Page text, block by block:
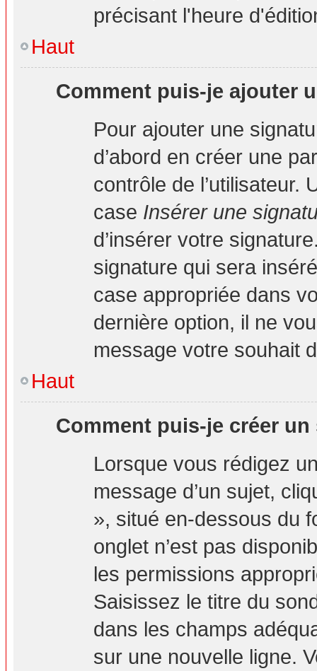
précisant l'heure
Haut
Comment puis-je ajouter
Pour ajouter une
d’abord en créer une
contrôle de l’utilisateur.
case Insérer une
d’insérer votre
signature qui sera
case appropriée dans
dernière option, il ne
message votre souhait
Haut
Comment puis-je créer un
Lorsque vous rédigez
message d’un sujet,
», situé en-dessous du
onglet n’est pas
les permissions
Saisissez le titre du
dans les champs
sur une nouvelle ligne.